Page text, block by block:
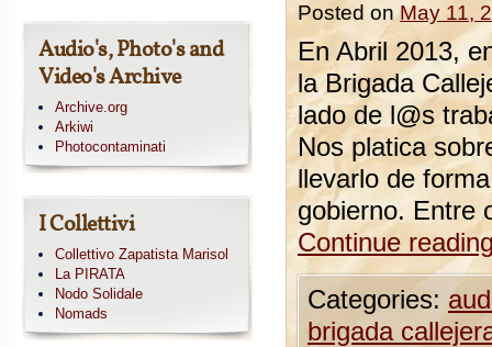
Posted on May 11,
En Abril 2013,
la Brigada
lado de l@s
Nos platica
llevarlo de
gobierno. Entre
Continue
Categories:
brigada
Audio's, Photo's and
Video's Archive
Archive.org
Arkiwi
Photocontaminati
I Collettivi
Collettivo Zapatista Marisol
La PIRATA
Nodo Solidale
Nomads